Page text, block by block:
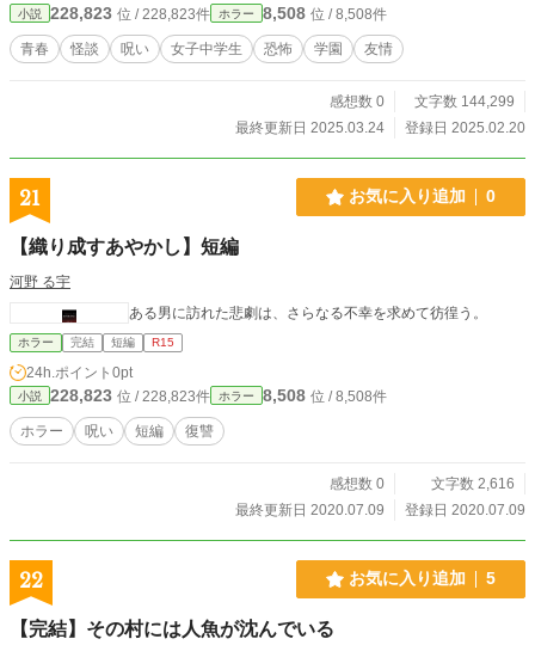
「焔鬼様の仕業では」と怯え始めた。友人を安心させるため
に、梨華は独自に調査を開始するが。
小説 228,823 位 / 228,823件 ホラー 8,508 位 / 8,508件
青春 怪談 呪い 女子中学生 恐怖 学園 友情
感想数 0
文字数 144,299
最終更新日 2025.03.24
登録日 2025.02.20
21 お気に入り追加 0
【織り成すあやかし】短編
河野 る宇
ある男に訪れた悲劇は、さらなる不幸を求めて彷徨う。
ホラー 完結 短編 R15
24h.ポイント 0pt
小説 228,823 位 / 228,823件 ホラー 8,508 位 / 8,508件
ホラー 呪い 短編 復讐
感想数 0
文字数 2,616
最終更新日 2020.07.09
登録日 2020.07.09
22 お気に入り追加 5
【完結】その村には人魚が沈んでいる